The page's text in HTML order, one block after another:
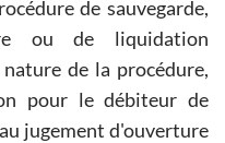
de sauvegarde,
ou de liquidation
de la procédure,
pour le débiteur de
jugement d'ouverture